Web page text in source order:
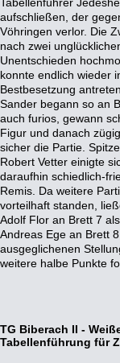
aufschließen, der
Vöhringen verlor. Die
nach zwei
Unentschieden
konnte endlich wieder
Bestbesetzung
Sander begann so an
auch furios, gewann
Figur und danach
sicher die Partie.
Robert Vetter einigte
daraufhin schiedlich-
Remis. Da weitere
vorteilhaft standen,
Adolf Flor an Brett 7
Andreas Ege an Brett
ausgeglichenen
weitere halbe Punkte
sorgte der
Damenverlust und
resultierende Niederlage
Jürgen Dollinger an
dritten Brett gewann
Punktegarant Nicolai
gewohnt souverän
überlegener
remisverdächtiger Stellung
Herbert Haberbosch
von 4:3 nun ein
ab und stellte
überragende Form erneut
Beweis. Mit viel
gewann er nach
Stunden schlußendlich den
TG Biberach II -
Tabellenführung für